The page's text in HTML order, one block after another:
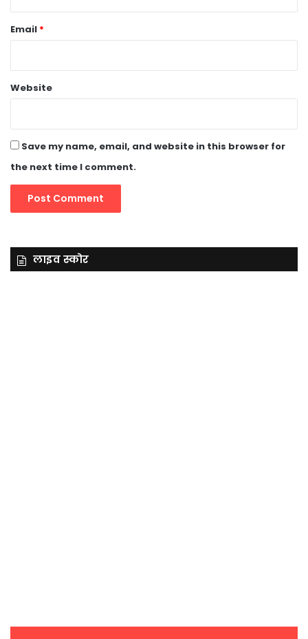
Email *
Website
Save my name, email, and website in this browser for
the next time I comment.
लाइव स्कोर